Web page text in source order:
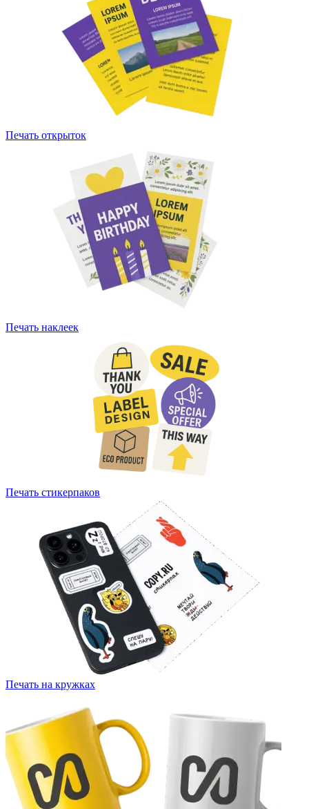
Печать открыток
Печать наклеек
Печать стикерпаков
Печать на кружках